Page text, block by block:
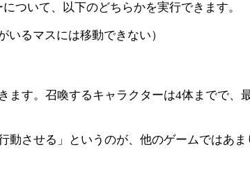
ついて、以下のどちらかを実行できます。
いるマスには移動できない）
す。召喚するキャラクターは4体までで、
させる」というのが、他のゲームではあ